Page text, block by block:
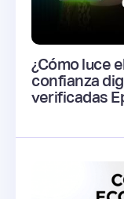
¿Cómo luce
confianza
verificadas